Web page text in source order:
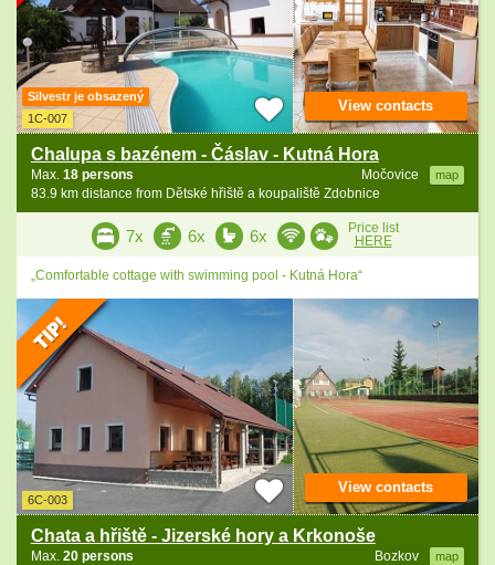
Silvestr je obsazený
1C-007
Chalupa s bazénem - Čáslav - Kutná Hora
Močovice map
Max. 18 persons
83.9 km distance from Dětské hřiště a koupaliště Zdobnice
View contacts
7x 6x 6x
Price list
HERE
„Comfortable cottage with swimming pool - Kutná Hora“
6C-003
Chata a hřiště - Jizerské hory a Krkonoše
Bozkov map
Max. 20 persons
View contacts